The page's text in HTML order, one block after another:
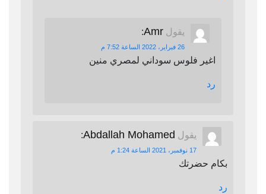
يقول Amr
:
26 فبراير، 2022 الساعة 7:52 م
اغير فلوس سوداني لمصري منين
رد
يقول Abdallah Mohamed
:
17 نوفمبر، 2021 الساعة 1:24 م
بكام حضرتك
رد